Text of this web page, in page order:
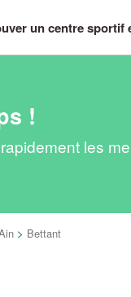
un centre sportif
!
les
> Bettant